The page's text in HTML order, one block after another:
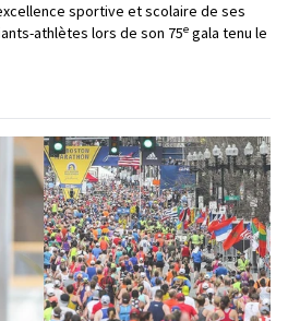
sportive et scolaire de ses
athlètes lors de son 75e gala tenu le